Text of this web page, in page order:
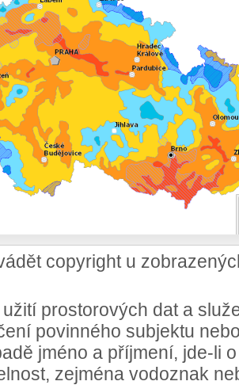
copyright u
užití prostorových dat a
povinného subjektu
jméno a příjmení, jde-li
zejména vodoznak